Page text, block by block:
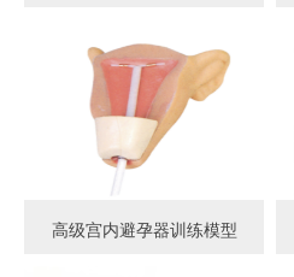
高级宫内避孕器训练模型